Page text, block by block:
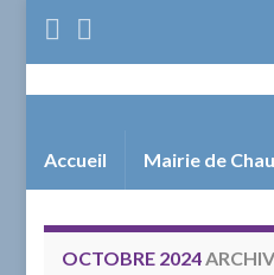
Accueil Mairie de
OCTOBRE 2024